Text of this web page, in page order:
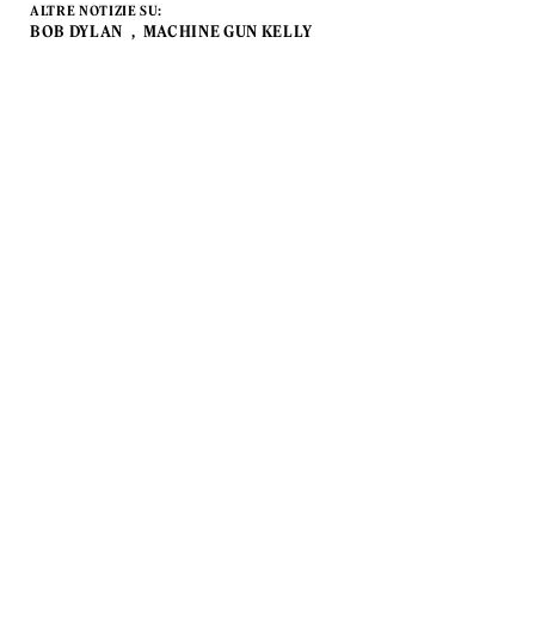
ALTRE NOTIZIE SU:
BOB DYLAN MACHINE GUN KELLY